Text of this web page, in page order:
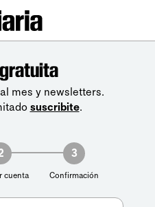
mes y newsletters.
suscribite.
cuenta
3
Confirmación